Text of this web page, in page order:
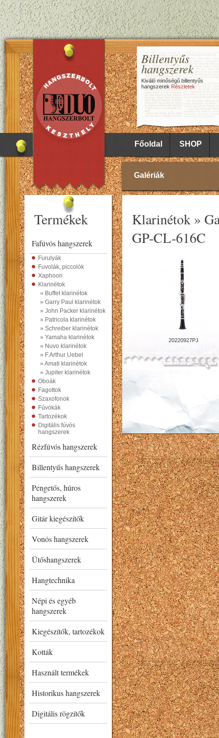
Billentyűs
hangszerek
Kiváló minőségű billentyűs
hangszerekRészletek
Főoldal SHOP
Galériák
Termékek
Fafúvós hangszerek
Furulyák
Fuvolák, piccolók
Xaphoon
Klarinétok
» Buffet klarinétok
» Garry Paul klarinétok
» John Packer klarinétok
» Patricola klarinétok
» Schreiber klarinétok
» Yamaha klarinétok
» Nuvo klarinétok
» F.Arthur Uebel
» Amati klarinétok
» Jupiter klarinétok
Oboák
Fagottok
Szaxofonok
Fúvókák
Tartozékok
Digitális fúvós
hangszerek
Rézfúvós hangszerek
Billentyűs hangszerek
Pengetős, húros
hangszerek
Gitár kiegészítők
Vonós hangszerek
Ütőshangszerek
Hangtechnika
Népi és egyéb
hangszerek
Kiegészítők, tartozékok
Kották
Használt termékek
Historikus hangszerek
Digitális rögzítők
Klarinétok »
GP-CL-616C
20220927PJ